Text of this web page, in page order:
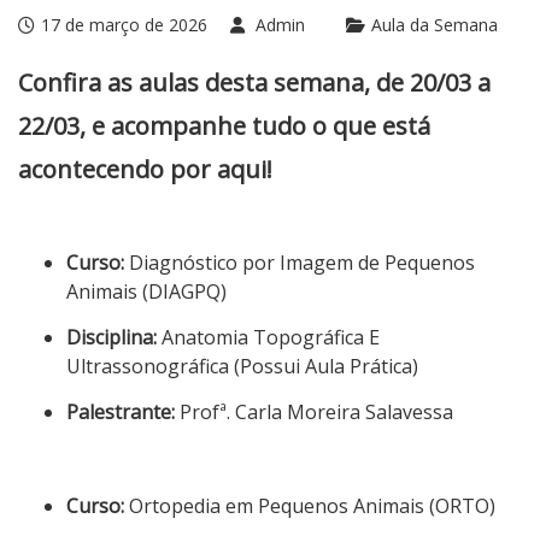
17 de março de 2026 Admin Aula da Semana
Confira as aulas desta semana, de 20/03 a
22/03, e acompanhe tudo o que está
acontecendo por aqui!
Curso: Diagnóstico por Imagem de Pequenos
Animais (DIAGPQ)
Disciplina:Anatomia Topográfica E
Ultrassonográfica (Possui Aula Prática)
Palestrante: Profª. Carla Moreira Salavessa
Curso:Ortopedia em Pequenos Animais (ORTO)